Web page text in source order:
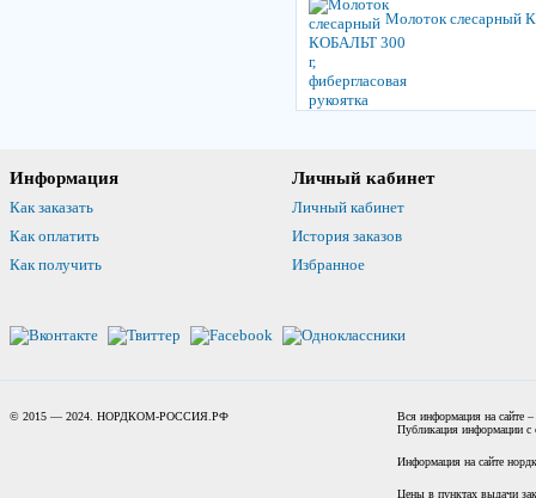
Молоток слесарный
Информация
Как заказать
Как оплатить
Как получить
Личный кабинет
Личный кабинет
История заказов
Избранное
© 2015 — 2024. НОРДКОМ-РОССИЯ.РФ
Вся информация на сайте –
Публикация информации с
Информация на сайте
Цены в пунктах выдачи